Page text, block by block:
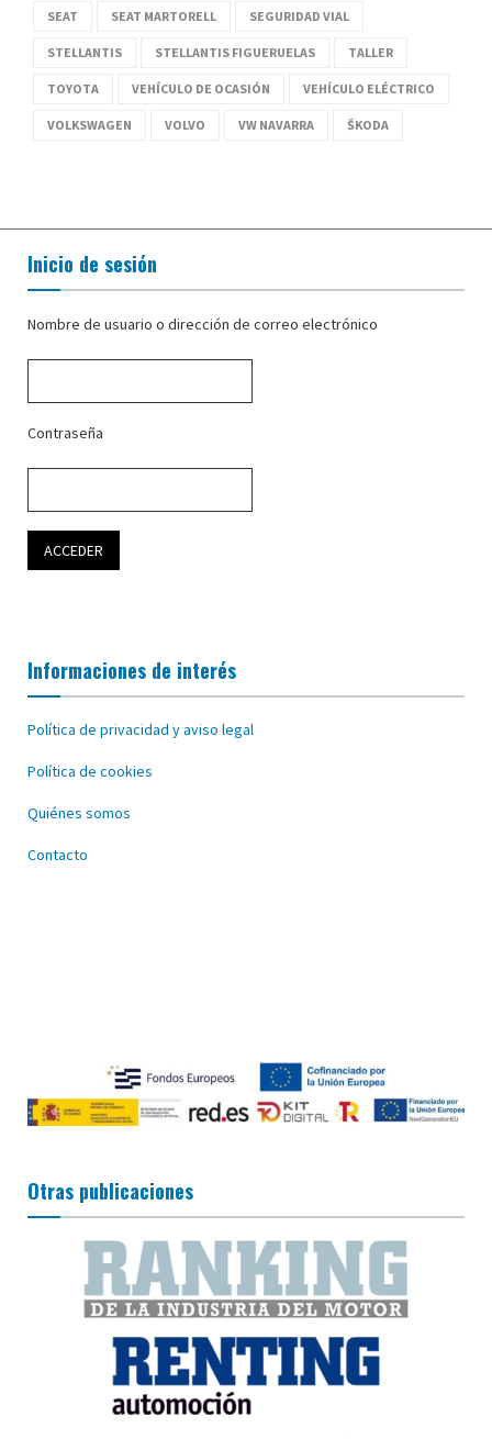
SEAT SEAT MARTORELL SEGURIDAD VIAL
STELLANTIS STELLANTIS FIGUERUELAS TALLER
TOYOTA VEHÍCULO DE OCASIÓN VEHÍCULO ELÉCTRICO
VOLKSWAGEN VOLVO VW NAVARRA ŠKODA
Inicio de sesión
Nombre de usuario o dirección de correo electrónico
Contraseña
Informaciones de interés
Política de privacidad y aviso legal
Política de cookies
Quiénes somos
Contacto
Otras publicaciones